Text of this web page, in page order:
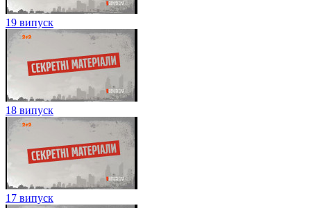
19 випуск
18 випуск
17 випуск